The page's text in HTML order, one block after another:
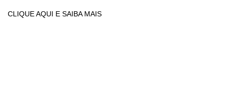
CLIQUE AQUI E SAIBA MAIS